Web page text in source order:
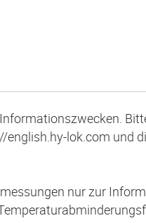
lok.com und
nur zur